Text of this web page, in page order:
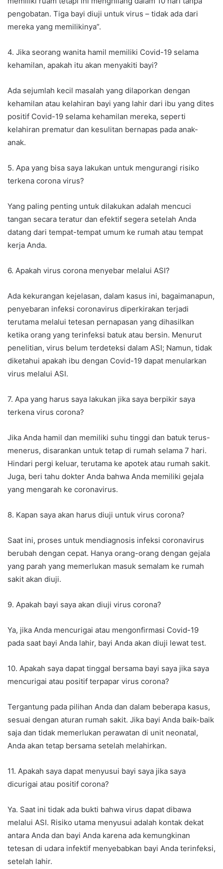
pengobatan. Tiga bayi diuji untuk virus – tidak ada dari
mereka yang memilikinya”.
4. Jika seorang wanita hamil memiliki Covid-19 selama
kehamilan, apakah itu akan menyakiti bayi?
Ada sejumlah kecil masalah yang dilaporkan dengan
kehamilan atau kelahiran bayi yang lahir dari ibu yang dites
positif Covid-19 selama kehamilan mereka, seperti
kelahiran prematur dan kesulitan bernapas pada anak-
anak.
5. Apa yang bisa saya lakukan untuk mengurangi risiko
terkena corona virus?
Yang paling penting untuk dilakukan adalah mencuci
tangan secara teratur dan efektif segera setelah Anda
datang dari tempat-tempat umum ke rumah atau tempat
kerja Anda.
6. Apakah virus corona menyebar melalui ASI?
Ada kekurangan kejelasan, dalam kasus ini, bagaimanapun,
penyebaran infeksi coronavirus diperkirakan terjadi
terutama melalui tetesan pernapasan yang dihasilkan
ketika orang yang terinfeksi batuk atau bersin. Menurut
penelitian, virus belum terdeteksi dalam ASI; Namun, tidak
diketahui apakah ibu dengan Covid-19 dapat menularkan
virus melalui ASI.
7. Apa yang harus saya lakukan jika saya berpikir saya
terkena virus corona?
Jika Anda hamil dan memiliki suhu tinggi dan batuk terus-
menerus, disarankan untuk tetap di rumah selama 7 hari.
Hindari pergi keluar, terutama ke apotek atau rumah sakit.
Juga, beri tahu dokter Anda bahwa Anda memiliki gejala
yang mengarah ke coronavirus.
8. Kapan saya akan harus diuji untuk virus corona?
Saat ini, proses untuk mendiagnosis infeksi coronavirus
berubah dengan cepat. Hanya orang-orang dengan gejala
yang parah yang memerlukan masuk semalam ke rumah
sakit akan diuji.
9. Apakah bayi saya akan diuji virus corona?
Ya, jika Anda mencurigai atau mengonfirmasi Covid-19
pada saat bayi Anda lahir, bayi Anda akan diuji lewat test.
10. Apakah saya dapat tinggal bersama bayi saya jika saya
mencurigai atau positif terpapar virus corona?
Tergantung pada pilihan Anda dan dalam beberapa kasus,
sesuai dengan aturan rumah sakit. Jika bayi Anda baik-baik
saja dan tidak memerlukan perawatan di unit neonatal,
Anda akan tetap bersama setelah melahirkan.
11. Apakah saya dapat menyusui bayi saya jika saya
dicurigai atau positif corona?
Ya. Saat ini tidak ada bukti bahwa virus dapat dibawa
melalui ASI. Risiko utama menyusui adalah kontak dekat
antara Anda dan bayi Anda karena ada kemungkinan
tetesan di udara infektif menyebabkan bayi Anda terinfeksi,
setelah lahir.